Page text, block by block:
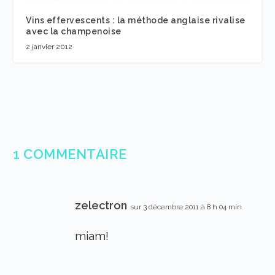
Vins effervescents : la méthode anglaise rivalise
avec la champenoise
2 janvier 2012
1 COMMENTAIRE
zelectron sur 3 décembre 2011 à 8 h 04 min
miam!